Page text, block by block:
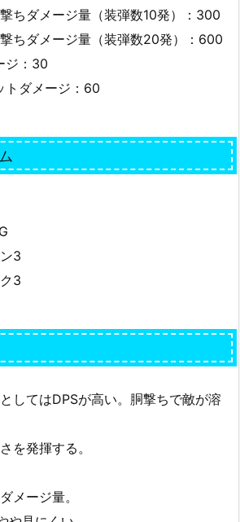
ちダメージ量（装弾数10発）：300
ちダメージ量（装弾数20発）：600
ジ：30
トダメージ：60
3
3
してはDPSが高い。胴撃ちで敵が溶
を発揮する。
メージ量。